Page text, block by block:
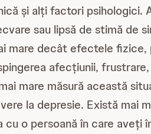
și alți factori
sau lipsă de stimă de
mare decât efectele
afecțiunii,
mare măsură această
la depresie. Există mai
o persoană în care aveți